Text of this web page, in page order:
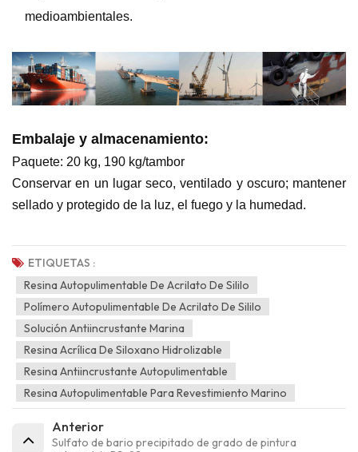
medioambientales.
Embalaje y almacenamiento:
Paquete: 20 kg, 190 kg/tambor
Conservar en un lugar seco, ventilado y oscuro; mantener
sellado y protegido de la luz, el fuego y la humedad.
ETIQUETAS :
Resina Autopulimentable De Acrilato De Sililo
Polímero Autopulimentable De Acrilato De Sililo
Solución Antiincrustante Marina
Resina Acrílica De Siloxano Hidrolizable
Resina Antiincrustante Autopulimentable
Resina Autopulimentable Para Revestimiento Marino
Anterior
Sulfato de bario precipitado de grado de pintura